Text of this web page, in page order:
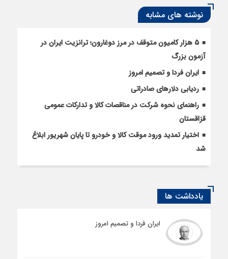
نوشته های مشابه
5 هزار کامیون متوقف در مرز دوغارون؛ ترانزیت ایران در
آزمون بزرگ
ایران فردا و تصمیم امروز
ردیابی دلارهای صادراتی
راهنمای نحوه شرکت در مناقصات کالا و تدارکات عمومی
قزاقستان
اختیار تمدید ورود موقت کالا و خودرو تا پایان شهریور ابلاغ
شد
یادداشت ها
ایران فردا و تصمیم امروز